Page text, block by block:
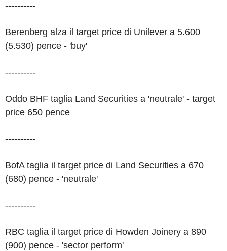
----------
Berenberg alza il target price di Unilever a 5.600
(5.530) pence - 'buy'
----------
Oddo BHF taglia Land Securities a 'neutrale' - target
price 650 pence
----------
BofA taglia il target price di Land Securities a 670
(680) pence - 'neutrale'
----------
RBC taglia il target price di Howden Joinery a 890
(900) pence - 'sector perform'